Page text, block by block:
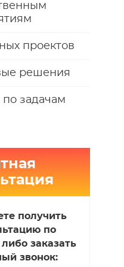
проектов
решения
задачам
получить
по
заказать
звонок: